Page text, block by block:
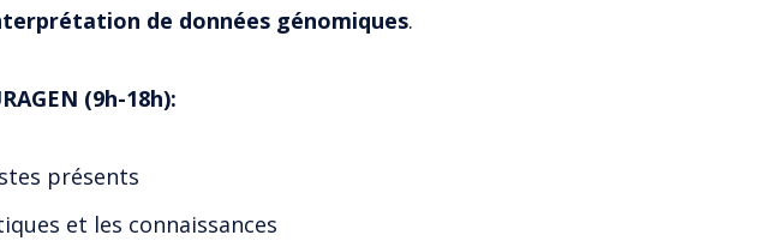
de données génomiques.
(9h-18h):
présents
et les connaissances